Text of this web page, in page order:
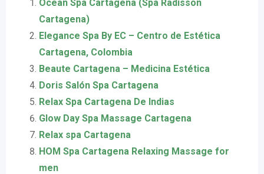
Ocean Spa Cartagena (Spa Radisson
Cartagena)
Elegance Spa By EC – Centro de Estética
Cartagena, Colombia
Beaute Cartagena – Medicina Estética
Doris Salón Spa Cartagena
Relax Spa Cartagena De Indias
Glow Day Spa Massage Cartagena
Relax spa Cartagena
HOM Spa Cartagena Relaxing Massage for
men